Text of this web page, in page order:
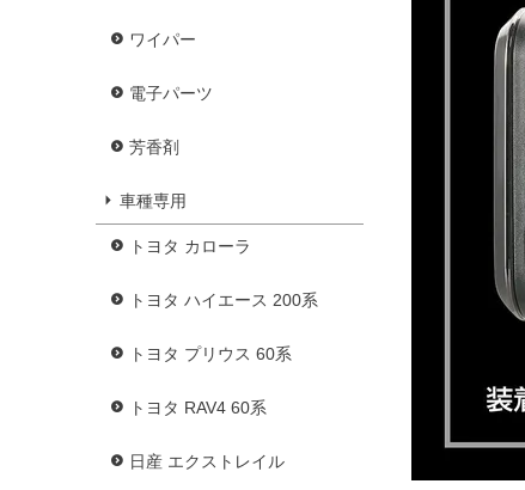
ワイパー
電子パーツ
芳香剤
車種専用
トヨタ カローラ
トヨタ ハイエース 200系
トヨタ プリウス 60系
トヨタ RAV4 60系
日産 エクストレイル